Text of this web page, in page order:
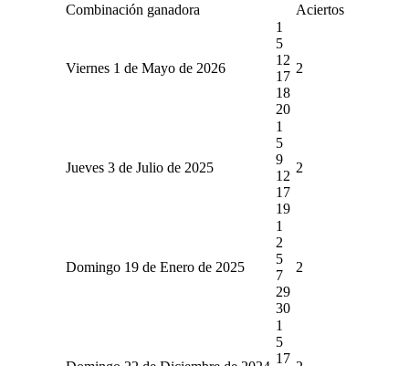
Combinación ganadora Aciertos
Viernes 1 de Mayo de 2026
1
5
12
17
18
20
2
Jueves 3 de Julio de 2025
1
5
9
12
17
19
2
Domingo 19 de Enero de 2025
1
2
5
7
29
30
2
1
5
17